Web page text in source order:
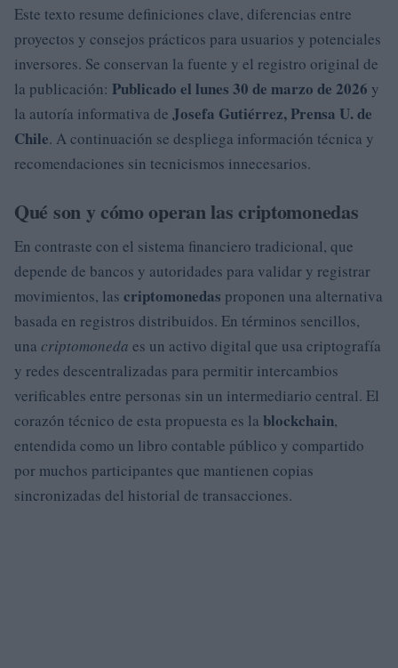
Este texto resume definiciones clave, diferencias entre
proyectos y consejos prácticos para usuarios y potenciales
inversores. Se conservan la fuente y el registro original de
la publicación: Publicado el lunes 30 de marzo de 2026 y
la autoría informativa de Josefa Gutiérrez, Prensa U. de
Chile. A continuación se despliega información técnica y
recomendaciones sin tecnicismos innecesarios.
Qué son y cómo operan las criptomonedas
En contraste con el sistema financiero tradicional, que
depende de bancos y autoridades para validar y registrar
movimientos, las criptomonedas proponen una alternativa
basada en registros distribuidos. En términos sencillos,
una criptomoneda es un activo digital que usa criptografía
y redes descentralizadas para permitir intercambios
verificables entre personas sin un intermediario central. El
corazón técnico de esta propuesta es la blockchain,
entendida como un libro contable público y compartido
por muchos participantes que mantienen copias
sincronizadas del historial de transacciones.